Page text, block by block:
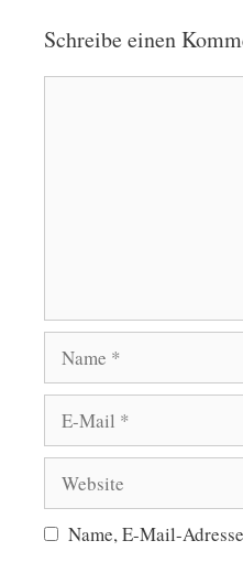
Schreibe einen
Mail
Name, E-Mail-